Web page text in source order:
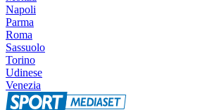
Napoli
Parma
Roma
Sassuolo
Torino
Udinese
Venezia